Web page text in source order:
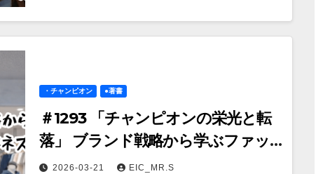
・チャンピオン ●著書
＃1293 「チャンピオンの栄光と転
落」 ブランド戦略から学ぶファッ
ションビジネスの本質
2026-03-21 EIC_MR.S